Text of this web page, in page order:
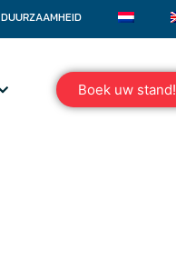
DUURZAAMHEID
Boek uw stand!